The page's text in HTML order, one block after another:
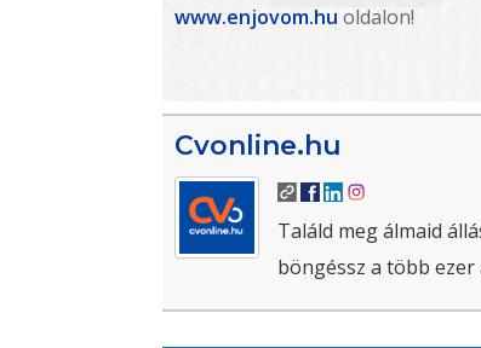
www.enjovom.hu oldalon!
Cvonline.hu
Találd meg álmaid
böngéssz a több